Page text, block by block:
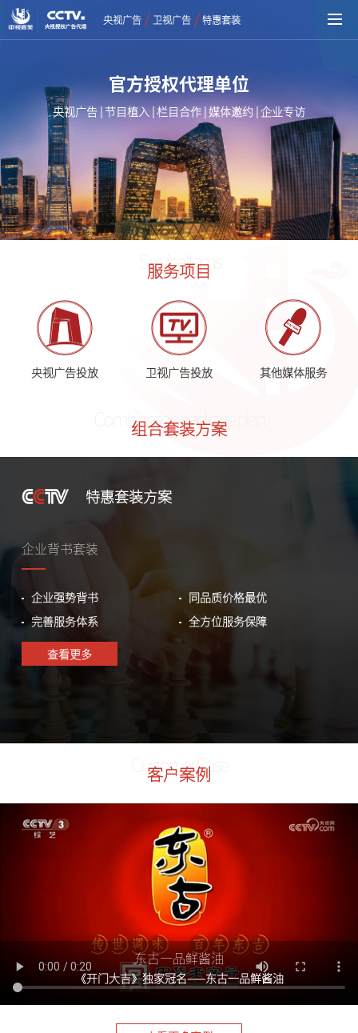
央视广告/ 卫视广告/ 特惠套装
官方授权代理单位
央视广告 节目 植入 栏 目 合作 媒体邀约 企业专访
服务项目
Service Items
央视广告投放 卫视广告投放 其他媒体服务
组合套装方案
Combination package plan
特惠套装方案
企业背书套装
企业强势背书 同品质价格最优
完善服务体系 全方位服务保障
查看更多
客户案例
Customer Case
东古一品鲜酱油
《开门大吉》独家冠名——东古一品鲜酱油